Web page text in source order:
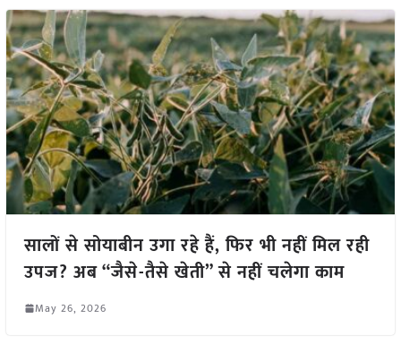
सालों से सोयाबीन उगा रहे हैं, फिर भी नहीं मिल रही
उपज? अब “जैसे-तैसे खेती” से नहीं चलेगा काम
May 26, 2026